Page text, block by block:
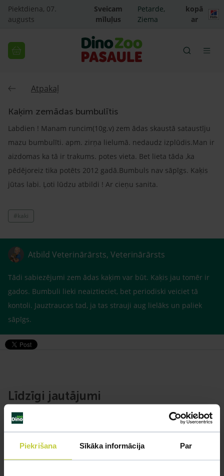
Piekrišana Sīkāka informācija Par
Piektdiena, 07.
augusts
Sveicam
mīluļus
Petarde,
Ziema
kopā
ar
Atpakaļ
Kaķim zemādas bumbulītis
Labdien ! Manam runcim(10g.v) zem ādas skaustā sataustīju
mazu bumbulīti. apm. zirņa lielumā. nedaudz izplūdis.Man ir
aizdomas ka tā ir trakums. potes vieta. Bet lieta tāda ,ka
pēdējoreiz tika potēts 2012 gadā.Bumbuls nav sāpīgs. Kaķis
jūtas labi. Ļoti lūdzu atbildi ! Ar cieņu sanita.
#kaki
Atbild Veterinārārsts, Veterinārārsts
Tādi sabiezējumi zem ādas kaķim var būt. Kaķis jau tomēr ir
gados. Bumbuli lieki neaiztieciet, bet periodiski veiciet tā
kontoli. Jauztraucas tad, ja tas strauji aug lielāks un paliek
sāpīgs.
Līdzīgi jautājumi
Mūsu eksperti spēs atbildēt uz jebkuru Jūsu jautājumu